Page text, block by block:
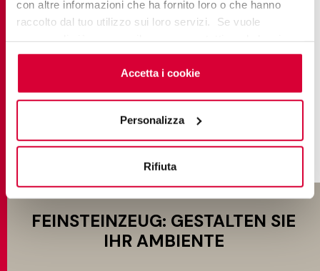
con altre informazioni che ha fornito loro o che hanno
raccolto dal tuo utilizzo sui loro servizi. Se vuole
cookieclicchi qui. Il consenso può essere espresso
cliccando sul tasto “Accetta i cookie”. Se non vuole i
cookie di profilazione può negare il consenso sul tasto
Accetta i cookie
Personalizza
Rifiuta
ELEMENTS LUX
Classic Marble
FINDE MEHR
FEINSTEINZEUG: GESTALTEN SIE
IHR AMBIENTE